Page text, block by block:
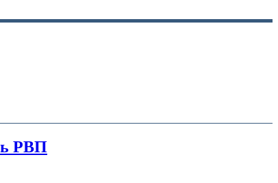
РВП